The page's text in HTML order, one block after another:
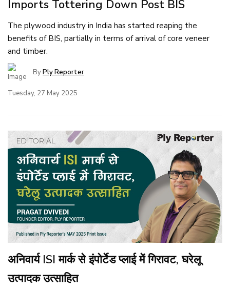
Imports Tottering Down Post BIS
The plywood industry in India has started reaping the
benefits of BIS, partially in terms of arrival of core veneer
and timber.
ByPly Reporter
Tuesday, 27 May 2025
अनिवार्य ISI मार्क से इंपोर्टेड प्लाई में गिरावट, घरेलू
उत्पादक उत्साहित